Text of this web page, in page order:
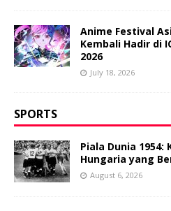
Anime Festival
Kembali Hadir di
2026
July 18, 2026
SPORTS
Piala Dunia 1954:
Hungaria yang
August 6, 2026